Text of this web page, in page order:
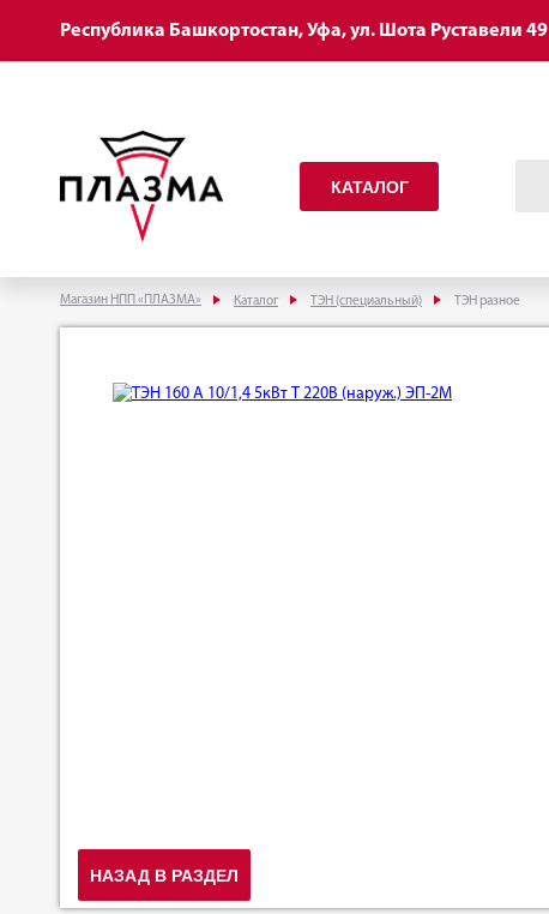
Республика Башкортостан, Уфа, ул. Шота Руставели 49
КАТАЛОГ
Магазин НПП «ПЛАЗМА» Каталог ТЭН (специальный) ТЭН разное
НАЗАД В РАЗДЕЛ